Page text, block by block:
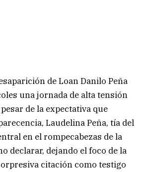
de Loan Danilo Peña
una jornada de alta tensión
de la expectativa que
Laudelina Peña, tía del
en el rompecabezas de la
declarar, dejando el foco de la
citación como testigo